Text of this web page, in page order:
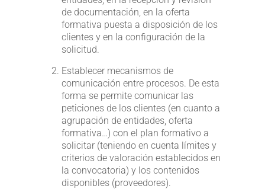
de documentación, en la oferta
formativa puesta a disposición de los
clientes y en la configuración de la
solicitud.
Establecer mecanismos de
comunicación entre procesos. De esta
forma se permite comunicar las
peticiones de los clientes (en cuanto a
agrupación de entidades, oferta
formativa…) con el plan formativo a
solicitar (teniendo en cuenta límites y
criterios de valoración establecidos en
la convocatoria) y los contenidos
disponibles (proveedores).